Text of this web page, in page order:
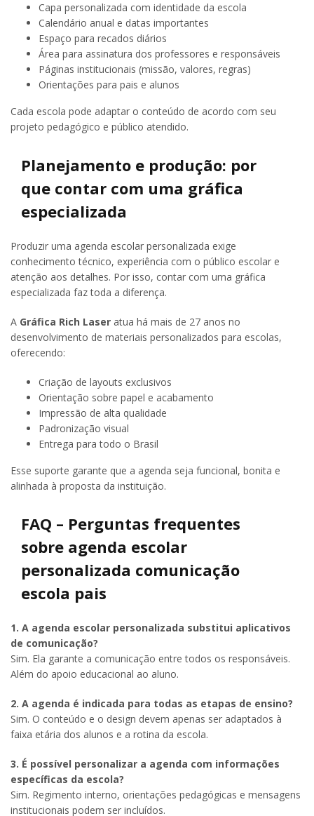
Capa personalizada com identidade da escola
Calendário anual e datas importantes
Espaço para recados diários
Área para assinatura dos professores e responsáveis
Páginas institucionais (missão, valores, regras)
Orientações para pais e alunos
Cada escola pode adaptar o conteúdo de acordo com seu
projeto pedagógico e público atendido.
Planejamento e produção: por
que contar com uma gráfica
especializada
Produzir uma agenda escolar personalizada exige
conhecimento técnico, experiência com o público escolar e
atenção aos detalhes. Por isso, contar com uma gráfica
especializada faz toda a diferença.
A Gráfica Rich Laser atua há mais de 27 anos no
desenvolvimento de materiais personalizados para escolas,
oferecendo:
Criação de layouts exclusivos
Orientação sobre papel e acabamento
Impressão de alta qualidade
Padronização visual
Entrega para todo o Brasil
Esse suporte garante que a agenda seja funcional, bonita e
alinhada à proposta da instituição.
FAQ – Perguntas frequentes
sobre agenda escolar
personalizada comunicação
escola pais
1. A agenda escolar personalizada substitui aplicativos
de comunicação?
Sim. Ela garante a comunicação entre todos os responsáveis.
Além do apoio educacional ao aluno.
2. A agenda é indicada para todas as etapas de ensino?
Sim. O conteúdo e o design devem apenas ser adaptados à
faixa etária dos alunos e a rotina da escola.
3. É possível personalizar a agenda com informações
específicas da escola?
Sim. Regimento interno, orientações pedagógicas e mensagens
institucionais podem ser incluídos.